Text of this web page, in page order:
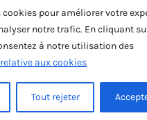
pour améliorer votre
notre trafic. En cliquant
à notre utilisation des
aux cookies
Tout rejeter
Tous droits réservés - |
Solution